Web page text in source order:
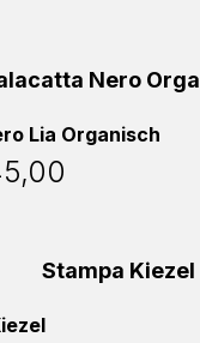
Lia Organisch